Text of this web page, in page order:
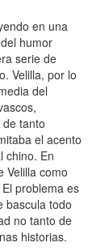
en una
humor
serie de
Velilla, por lo
del
tanto
el acento
chino. En
Velilla como
problema es
bascula todo
no tanto de
historias.